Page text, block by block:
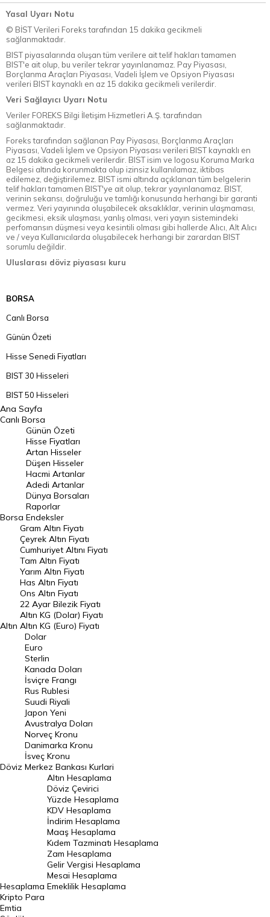
Yasal Uyarı Notu
© BİST Verileri Foreks tarafından 15 dakika gecikmeli
sağlanmaktadır.
BIST piyasalarında oluşan tüm verilere ait telif hakları tamamen
BIST'e ait olup, bu veriler tekrar yayınlanamaz. Pay Piyasası,
Borçlanma Araçları Piyasası, Vadeli İşlem ve Opsiyon Piyasası
verileri BIST kaynaklı en az 15 dakika gecikmeli verilerdir.
Veri Sağlayıcı Uyarı Notu
Veriler FOREKS Bilgi İletişim Hizmetleri A.Ş. tarafından
sağlanmaktadır.
Foreks tarafından sağlanan Pay Piyasası, Borçlanma Araçları
Piyasası, Vadeli İşlem ve Opsiyon Piyasası verileri BIST kaynaklı en
az 15 dakika gecikmeli verilerdir. BIST isim ve logosu Koruma Marka
Belgesi altında korunmakta olup izinsiz kullanılamaz, iktibas
edilemez, değiştirilemez. BIST ismi altında açıklanan tüm belgelerin
telif hakları tamamen BIST'ye ait olup, tekrar yayınlanamaz. BIST,
verinin sekansı, doğruluğu ve tamlığı konusunda herhangi bir garanti
vermez. Veri yayınında oluşabilecek aksaklıklar, verinin ulaşmaması,
gecikmesi, eksik ulaşması, yanlış olması, veri yayın sistemindeki
perfomansın düşmesi veya kesintili olması gibi hallerde Alıcı, Alt Alıcı
ve / veya Kullanıcılarda oluşabilecek herhangi bir zarardan BIST
sorumlu değildir.
Uluslarası döviz piyasası kuru
BORSA
Canlı Borsa
Günün Özeti
Hisse Senedi Fiyatları
BIST 30 Hisseleri
BIST 50 Hisseleri
BIST 100 Hisseleri
En Çok Artan Hisseler
En Çok Düşen Hisseler
Hacmi Artanlar
Geçmiş Kapanışlar
Dünya Borsaları
Raporlar
Endeksler
DÖVİZ
Döviz Kuru
Dolar Kuru
Euro Kuru
Pound Kuru
Frank Kuru
Riyal Kuru
Avustralya Doları
Danimarka Kronu Kuru
Kanada Doları Kuru
Norveç Kronu Kuru
İsveç Kronu Kuru
Japon Yeni Kuru
Serbest Piyasa Döviz Kurları
Merkez Bankası Döviz Kurları
Altın Fiyatları
Gram Altın Fiyatı
Ana Sayfa
Canlı Borsa
Borsa
Günün Özeti
Hisse Fiyatları
Artan Hisseler
Düşen Hisseler
Hacmi Artanlar
Adedi Artanlar
Dünya Borsaları
Raporlar
Endeksler
Altın
Gram Altın Fiyatı
Çeyrek Altın Fiyatı
Cumhuriyet Altını Fiyatı
Tam Altın Fiyatı
Yarım Altın Fiyatı
Has Altın Fiyatı
Ons Altın Fiyatı
22 Ayar Bilezik Fiyatı
Altın KG (Dolar) Fiyatı
Altın KG (Euro) Fiyatı
Döviz
Dolar
Euro
Sterlin
Kanada Doları
İsviçre Frangı
Rus Rublesi
Suudi Riyali
Japon Yeni
Avustralya Doları
Norveç Kronu
Danimarka Kronu
İsveç Kronu
Merkez Bankası Kurlari
Hesaplama
Altın Hesaplama
Döviz Çevirici
Yüzde Hesaplama
KDV Hesaplama
İndirim Hesaplama
Maaş Hesaplama
Kıdem Tazminatı Hesaplama
Zam Hesaplama
Gelir Vergisi Hesaplama
Mesai Hesaplama
Emeklilik Hesaplama
Kripto Para
Emtia